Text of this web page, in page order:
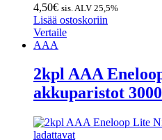
4,50€ sis. ALV 25,5%
Lisää ostoskoriin
Vertaile
AAA
2kpl AAA
akkuparistot